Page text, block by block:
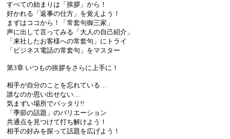
すべての始まりは「挨拶」から！
好かれる「返事の仕方」を覚えよう！
まずはココから！「常套句御三家」
声に出して言ってみる「大人の自己紹介」
「来社したお客様への常套句」にトライ
「ビジネス電話の常套句」をマスター
第3章 いつもの挨拶をさらに上手に！
相手が自分のことを忘れている…
誰なのか思い出せない…
気まずい場所でバッタリ!!
「季節の話題」のバリエーション
共通点を見つけて打ち解けよう！
相手の好みを探って話題を広げよう！